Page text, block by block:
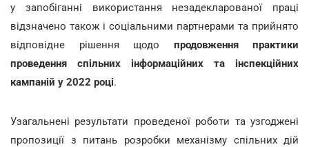
у запобіганні використання незадекларованої праці
відзначено також і соціальними партнерами та прийнято
відповідне рішення щодо продовження практики
проведення спільних інформаційних та інспекційних
кампаній у 2022 році.
Узагальнені результати проведеної роботи та узгоджені
пропозиції з питань розробки механізму спільних дій